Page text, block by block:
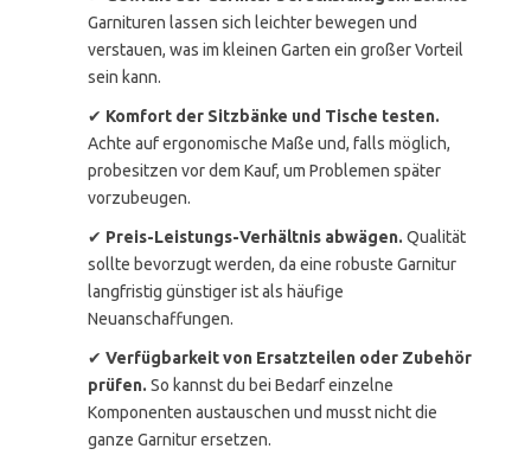
Garnituren lassen sich leichter bewegen und
verstauen, was im kleinen Garten ein großer Vorteil
sein kann.
✔ Komfort der Sitzbänke und Tische testen.
Achte auf ergonomische Maße und, falls möglich,
probesitzen vor dem Kauf, um Problemen später
vorzubeugen.
✔ Preis-Leistungs-Verhältnis abwägen. Qualität
sollte bevorzugt werden, da eine robuste Garnitur
langfristig günstiger ist als häufige
Neuanschaffungen.
✔ Verfügbarkeit von Ersatzteilen oder Zubehör
prüfen. So kannst du bei Bedarf einzelne
Komponenten austauschen und musst nicht die
ganze Garnitur ersetzen.